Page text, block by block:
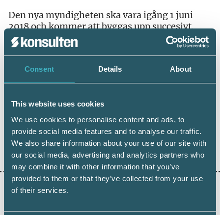
Consent Details About
This website uses cookies
We use cookies to personalise content and ads, to
provide social media features and to analyse our traffic.
We also share information about your use of our site with
our social media, advertising and analytics partners who
may combine it with other information that you’ve
provided to them or that they’ve collected from your use
of their services.
Den nya myndigheten ska vara igång 1 juni
2018 och kommer att byggas upp succesivt.
Fullt utbyggd år 2020 beräknas myndighetens
budget omfatta 35 miljoner kronor per år.
Källa: regeringen.se
Dela: